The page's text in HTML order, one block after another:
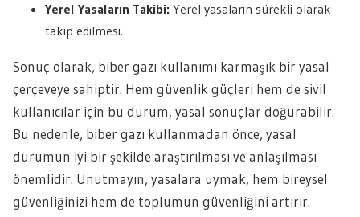
Yerel Yasaların Takibi: Yerel yasaların sürekli olarak
takip edilmesi.
Sonuç olarak, biber gazı kullanımı karmaşık bir yasal
çerçeveye sahiptir. Hem güvenlik güçleri hem de sivil
kullanıcılar için bu durum, yasal sonuçlar doğurabilir.
Bu nedenle, biber gazı kullanmadan önce, yasal
durumun iyi bir şekilde araştırılması ve anlaşılması
önemlidir. Unutmayın, yasalara uymak, hem bireysel
güvenliğinizi hem de toplumun güvenliğini artırır.